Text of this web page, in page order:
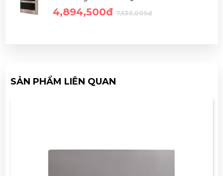
4,894,500đ 7,530,000đ
SẢN PHẨM LIÊN QUAN